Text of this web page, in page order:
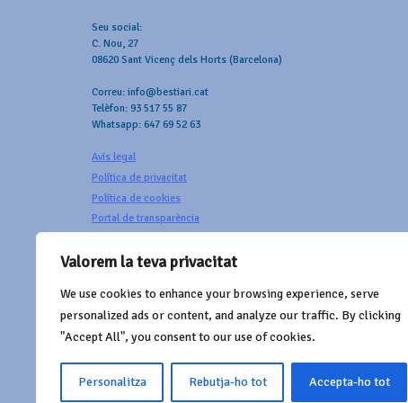
Valorem la teva privacitat
We use cookies to enhance your browsing experience, serve
personalized ads or content, and analyze our traffic. By clicking
"Accept All", you consent to our use of cookies.
Personalitza Rebutja-ho tot Accepta-ho tot
Seu social:
C. Nou, 27
08620 Sant Vicenç dels Horts (Barcelona)
Correu: info@bestiari.cat
Telèfon: 93 517 55 87
Whatsapp: 647 69 52 63
Avís legal
Política de privacitat
Política de cookies
Portal de transparència